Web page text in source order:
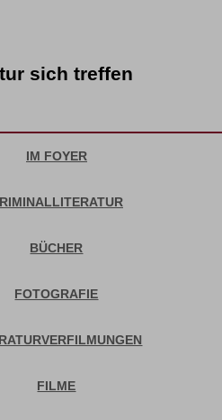
sich treffen
IM FOYER
BÜCHER
FOTOGRAFIE
FILME